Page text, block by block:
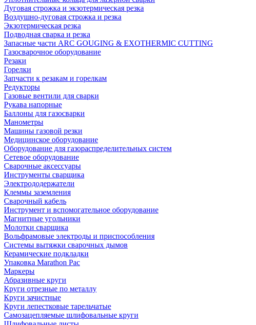
Дуговая строжка и экзотермическая резка
Воздушно-дуговая строжка и резка
Экзотермическая резка
Подводная сварка и резка
Запасные части ARC GOUGING & EXOTHERMIC CUTTING
Газосварочное оборудование
Резаки
Горелки
Запчасти к резакам и горелкам
Редукторы
Газовые вентили для сварки
Рукава напорные
Баллоны для газосварки
Манометры
Машины газовой резки
Медицинское оборудование
Оборудование для газораспределительных систем
Сетевое оборудование
Сварочные аксессуары
Инструменты сварщика
Электрододержатели
Клеммы заземления
Сварочный кабель
Инструмент и вспомогательное оборудование
Магнитные угольники
Молотки сварщика
Вольфрамовые электроды и приспособления
Системы вытяжки сварочных дымов
Керамические подкладки
Упаковка Marathon Pac
Маркеры
Абразивные круги
Круги отрезные по металлу
Круги зачистные
Круги лепестковые тарельчатые
Самозацепляемые шлифовальные круги